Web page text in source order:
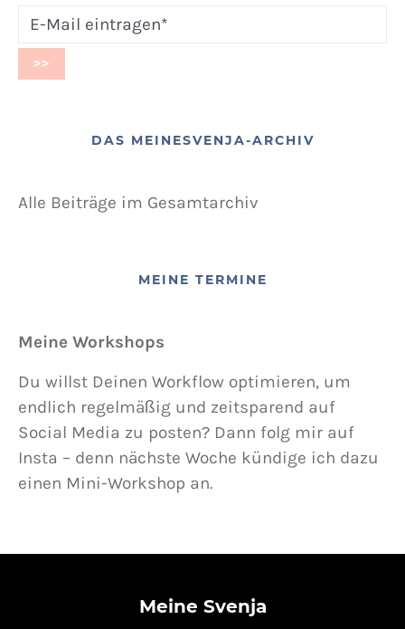
DAS MEINESVENJA-ARCHIV
Alle Beiträge im Gesamtarchiv
MEINE TERMINE
Meine Workshops
Du willst Deinen Workflow optimieren, um
endlich regelmäßig und zeitsparend auf
Social Media zu posten? Dann folg mir auf
Insta – denn nächste Woche kündige ich dazu
einen Mini-Workshop an.
Meine Svenja